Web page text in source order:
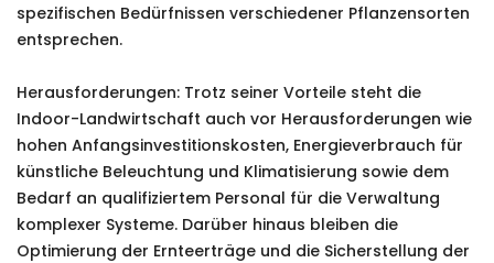
spezifischen Bedürfnissen verschiedener Pflanzensorten
entsprechen.
Herausforderungen: Trotz seiner Vorteile steht die
Indoor-Landwirtschaft auch vor Herausforderungen wie
hohen Anfangsinvestitionskosten, Energieverbrauch für
künstliche Beleuchtung und Klimatisierung sowie dem
Bedarf an qualifiziertem Personal für die Verwaltung
komplexer Systeme. Darüber hinaus bleiben die
Optimierung der Ernteerträge und die Sicherstellung der